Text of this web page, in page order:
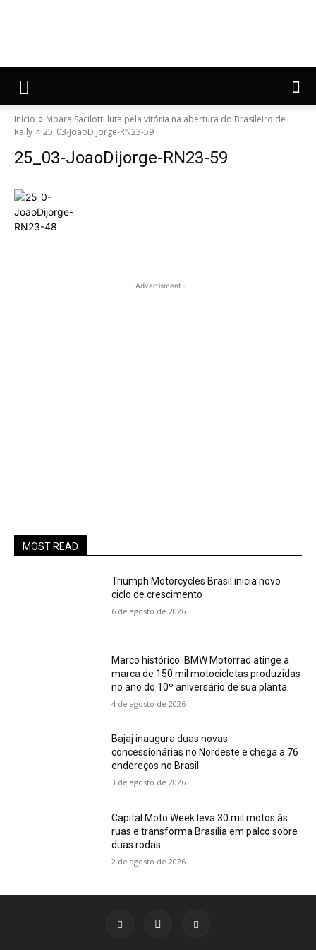
Início
Moara Sacilotti luta pela vitória na abertura do Brasileiro de
Rally
25_03-JoaoDijorge-RN23-59
25_03-JoaoDijorge-RN23-59
- Advertisment -
MOST READ
Triumph Motorcycles Brasil inicia novo
ciclo de crescimento
6 de agosto de 2026
Marco histórico: BMW Motorrad atinge a
marca de 150 mil motocicletas produzidas
no ano do 10º aniversário de sua planta
4 de agosto de 2026
Bajaj inaugura duas novas
concessionárias no Nordeste e chega a 76
endereços no Brasil
3 de agosto de 2026
Capital Moto Week leva 30 mil motos às
ruas e transforma Brasília em palco sobre
duas rodas
2 de agosto de 2026